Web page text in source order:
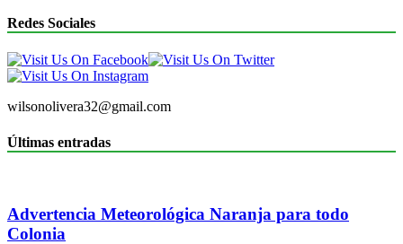
Redes Sociales
wilsonolivera32@gmail.com
Últimas entradas
Advertencia Meteorológica Naranja para todo
Colonia